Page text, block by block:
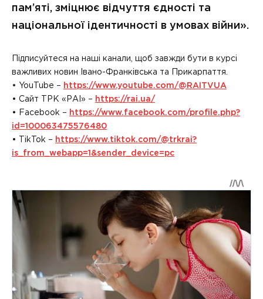
пам’яті, зміцнює відчуття єдності та
національної ідентичності в умовах війни».
Підписуйтеся на наші канали, щоб завжди бути в курсі
важливих новин Івано-Франківська та Прикарпаття.
• YouTube – https://www.youtube.com/@RAITVUA
• Сайт ТРК «РАІ» – https://rai.ua/
• Facebook – https://www.facebook.com/profile.php?
id=100063475576480
• TikTok – https://www.tiktok.com/@trkrai?
is_from_webapp=1&sender_device=pc